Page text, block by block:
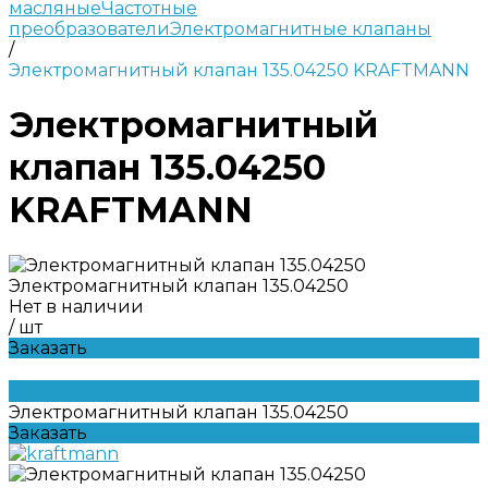
масляныеЧастотные
преобразователиЭлектромагнитные клапаны
/
Электромагнитный клапан 135.04250 KRAFTMANN
Электромагнитный
клапан 135.04250
KRAFTMANN
Электромагнитный клапан 135.04250
Нет в наличии
/ шт
Заказать
Электромагнитный клапан 135.04250
Заказать